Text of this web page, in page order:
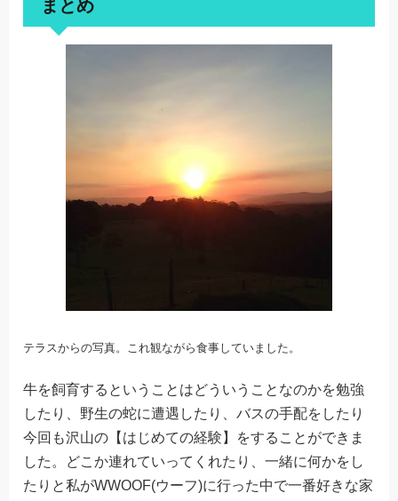
まとめ
テラスからの写真。これ観ながら食事していました。
牛を飼育するということはどういうことなのかを勉強
したり、野生の蛇に遭遇したり、バスの手配をしたり
今回も沢山の【はじめての経験】をすることができま
した。どこか連れていってくれたり、一緒に何かをし
たりと私がWWOOF(ウーフ)に行った中で一番好きな家